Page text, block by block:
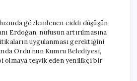
Sıfır
Araç
Desteği
için
gözlemlenen ciddi düşüşün
Erdoğan, nüfusun artırılmasına
uygulanması gerektiğini
Ordu’nun Kumru Belediyesi,
olmaya teşvik eden yenilikçi bir